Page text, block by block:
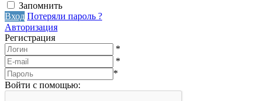
Запомнить
Вход Потеряли пароль ?
Авторизация
Регистрация
*
*
*
Войти с помощью: